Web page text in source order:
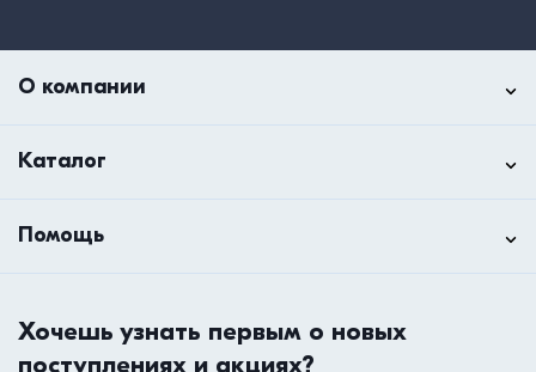
О компании
Каталог
Помощь
Хочешь узнать первым о новых
поступлениях и акциях?